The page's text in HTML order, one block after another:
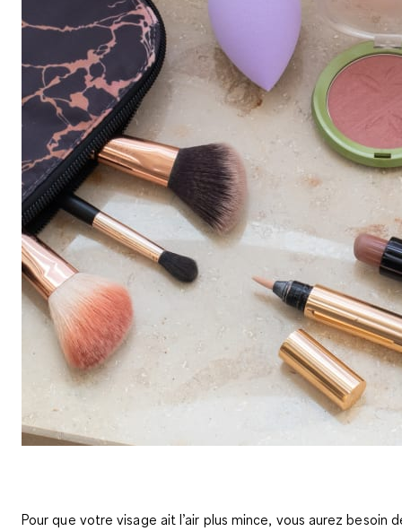
Pour que votre visage ait l’air plus mince, vous aurez besoin